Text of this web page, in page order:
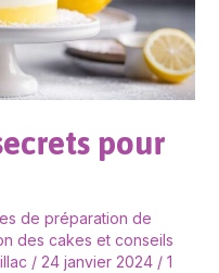
pour
de préparation de
des cakes et conseils
/ 24 janvier 2024 / 1